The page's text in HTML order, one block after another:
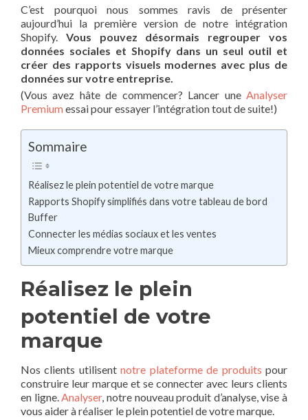
C’est pourquoi nous sommes ravis de présenter
aujourd’hui la première version de notre intégration
Shopify. Vous pouvez désormais regrouper vos
données sociales et Shopify dans un seul outil et
créer des rapports visuels modernes avec plus de
données sur votre entreprise.
(Vous avez hâte de commencer? Lancer une Analyser
Premiumessai pour essayer l’intégration tout de suite!)
Sommaire
Réalisez le plein potentiel de votre marque
Rapports Shopify simplifiés dans votre tableau de bord
Buffer
Connecter les médias sociaux et les ventes
Mieux comprendre votre marque
Réalisez le plein
potentiel de votre
marque
Nos clients utilisentnotre plateforme de produits pour
construire leur marque et se connecter avec leurs clients
en ligne.Analyser, notre nouveau produit d’analyse, vise à
vous aider à réaliser le plein potentiel de votre marque.